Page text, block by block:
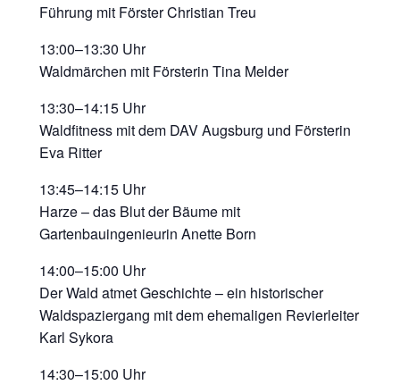
Führung mit Förster Christian Treu
13:00–13:30 Uhr
Waldmärchen mit Försterin Tina Melder
13:30–14:15 Uhr
Waldfitness mit dem DAV Augsburg und Försterin
Eva Ritter
13:45–14:15 Uhr
Harze – das Blut der Bäume mit
Gartenbauingenieurin Anette Born
14:00–15:00 Uhr
Der Wald atmet Geschichte – ein historischer
Waldspaziergang mit dem ehemaligen Revierleiter
Karl Sykora
14:30–15:00 Uhr